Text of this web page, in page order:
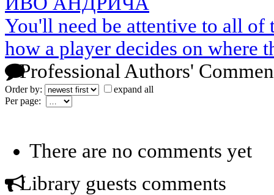
You'll need be attentive to all of
how a player decides on where
Professional Authors'
Order by:
expand all
Per page:
There are no comments yet
Library guests comments